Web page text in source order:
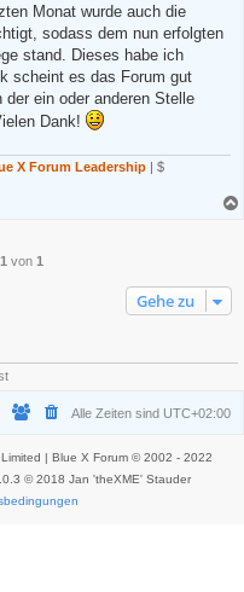
Monat wurde auch die
sodass dem nun erfolgten
stand. Dieses habe ich
scheint es das Forum gut
ein oder anderen Stelle
Dank!
X Forum Leadership | $
1 von 1
Gehe zu
Alle Zeiten sind UTC+02:00
| Blue X Forum © 2002 - 2022
© 2018 Jan 'theXME' Stauder